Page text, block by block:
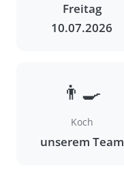
Freitag
10.07.2026
👨‍🍳
Koch
unserem Team